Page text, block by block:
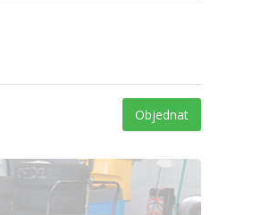
Objednat